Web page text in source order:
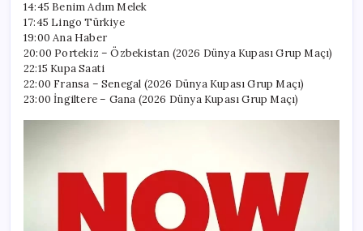
14:45 Benim Adım Melek
17:45 Lingo Türkiye
19:00 Ana Haber
20:00 Portekiz – Özbekistan (2026 Dünya Kupası Grup Maçı)
22:15 Kupa Saati
22:00 Fransa – Senegal (2026 Dünya Kupası Grup Maçı)
23:00 İngiltere – Gana (2026 Dünya Kupası Grup Maçı)